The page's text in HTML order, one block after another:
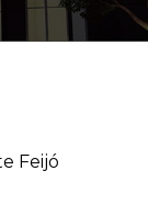
Feijó